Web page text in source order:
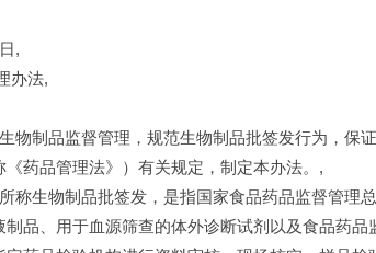
,
办法,
物制品监督管理，规范生物制品批签发行为，保
药品管理法》）有关规定，制定本办法。,
称生物制品批签发，是指国家食品药品监督管理
制品、用于血源筛查的体外诊断试剂以及食品药